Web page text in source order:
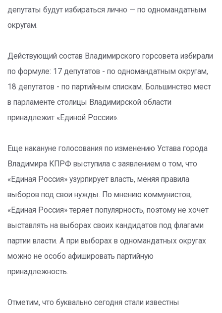
депутаты будут избираться лично — по одномандатным
округам.
Действующий состав Владимирского горсовета избирали
по формуле: 17 депутатов - по одномандатным округам,
18 депутатов - по партийным спискам. Большинство мест
в парламенте столицы Владимирской области
принадлежит «Единой России».
Еще накануне голосования по изменению Устава города
Владимира КПРФ выступила с заявлением о том, что
«Единая Россия» узурпирует власть, меняя правила
выборов под свои нужды. По мнению коммунистов,
«Единая Россия» теряет популярность, поэтому не хочет
выставлять на выборах своих кандидатов под флагами
партии власти. А при выборах в одномандатных округах
можно не особо афишировать партийную
принадлежность.
Отметим, что буквально сегодня стали известны